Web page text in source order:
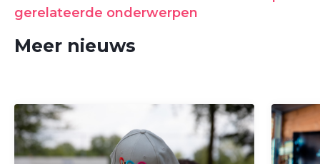
gerelateerde onderwerpen
Meer nieuws